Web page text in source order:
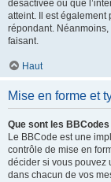
désactivée ou que
atteint. Il est également
répondant.
faisant.
Haut
Mise en forme et
Que sont les BBCodes
Le BBCode est une
contrôle de mise en
décider si vous pouvez
dans chacun de vos